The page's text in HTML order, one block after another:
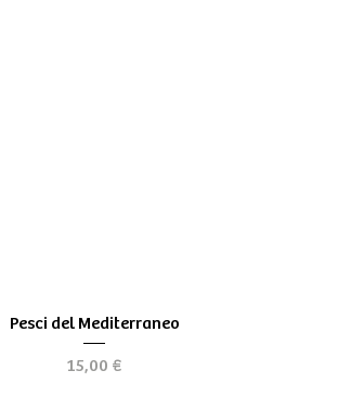
Vista rapida
Pesci del Mediterraneo
Prezzo
15,00 €